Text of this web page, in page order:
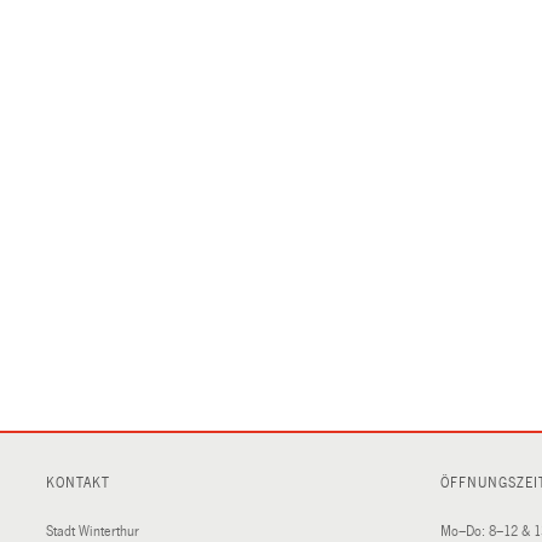
KONTAKT
Stadt Winterthur Mo–Do: 8–12 &